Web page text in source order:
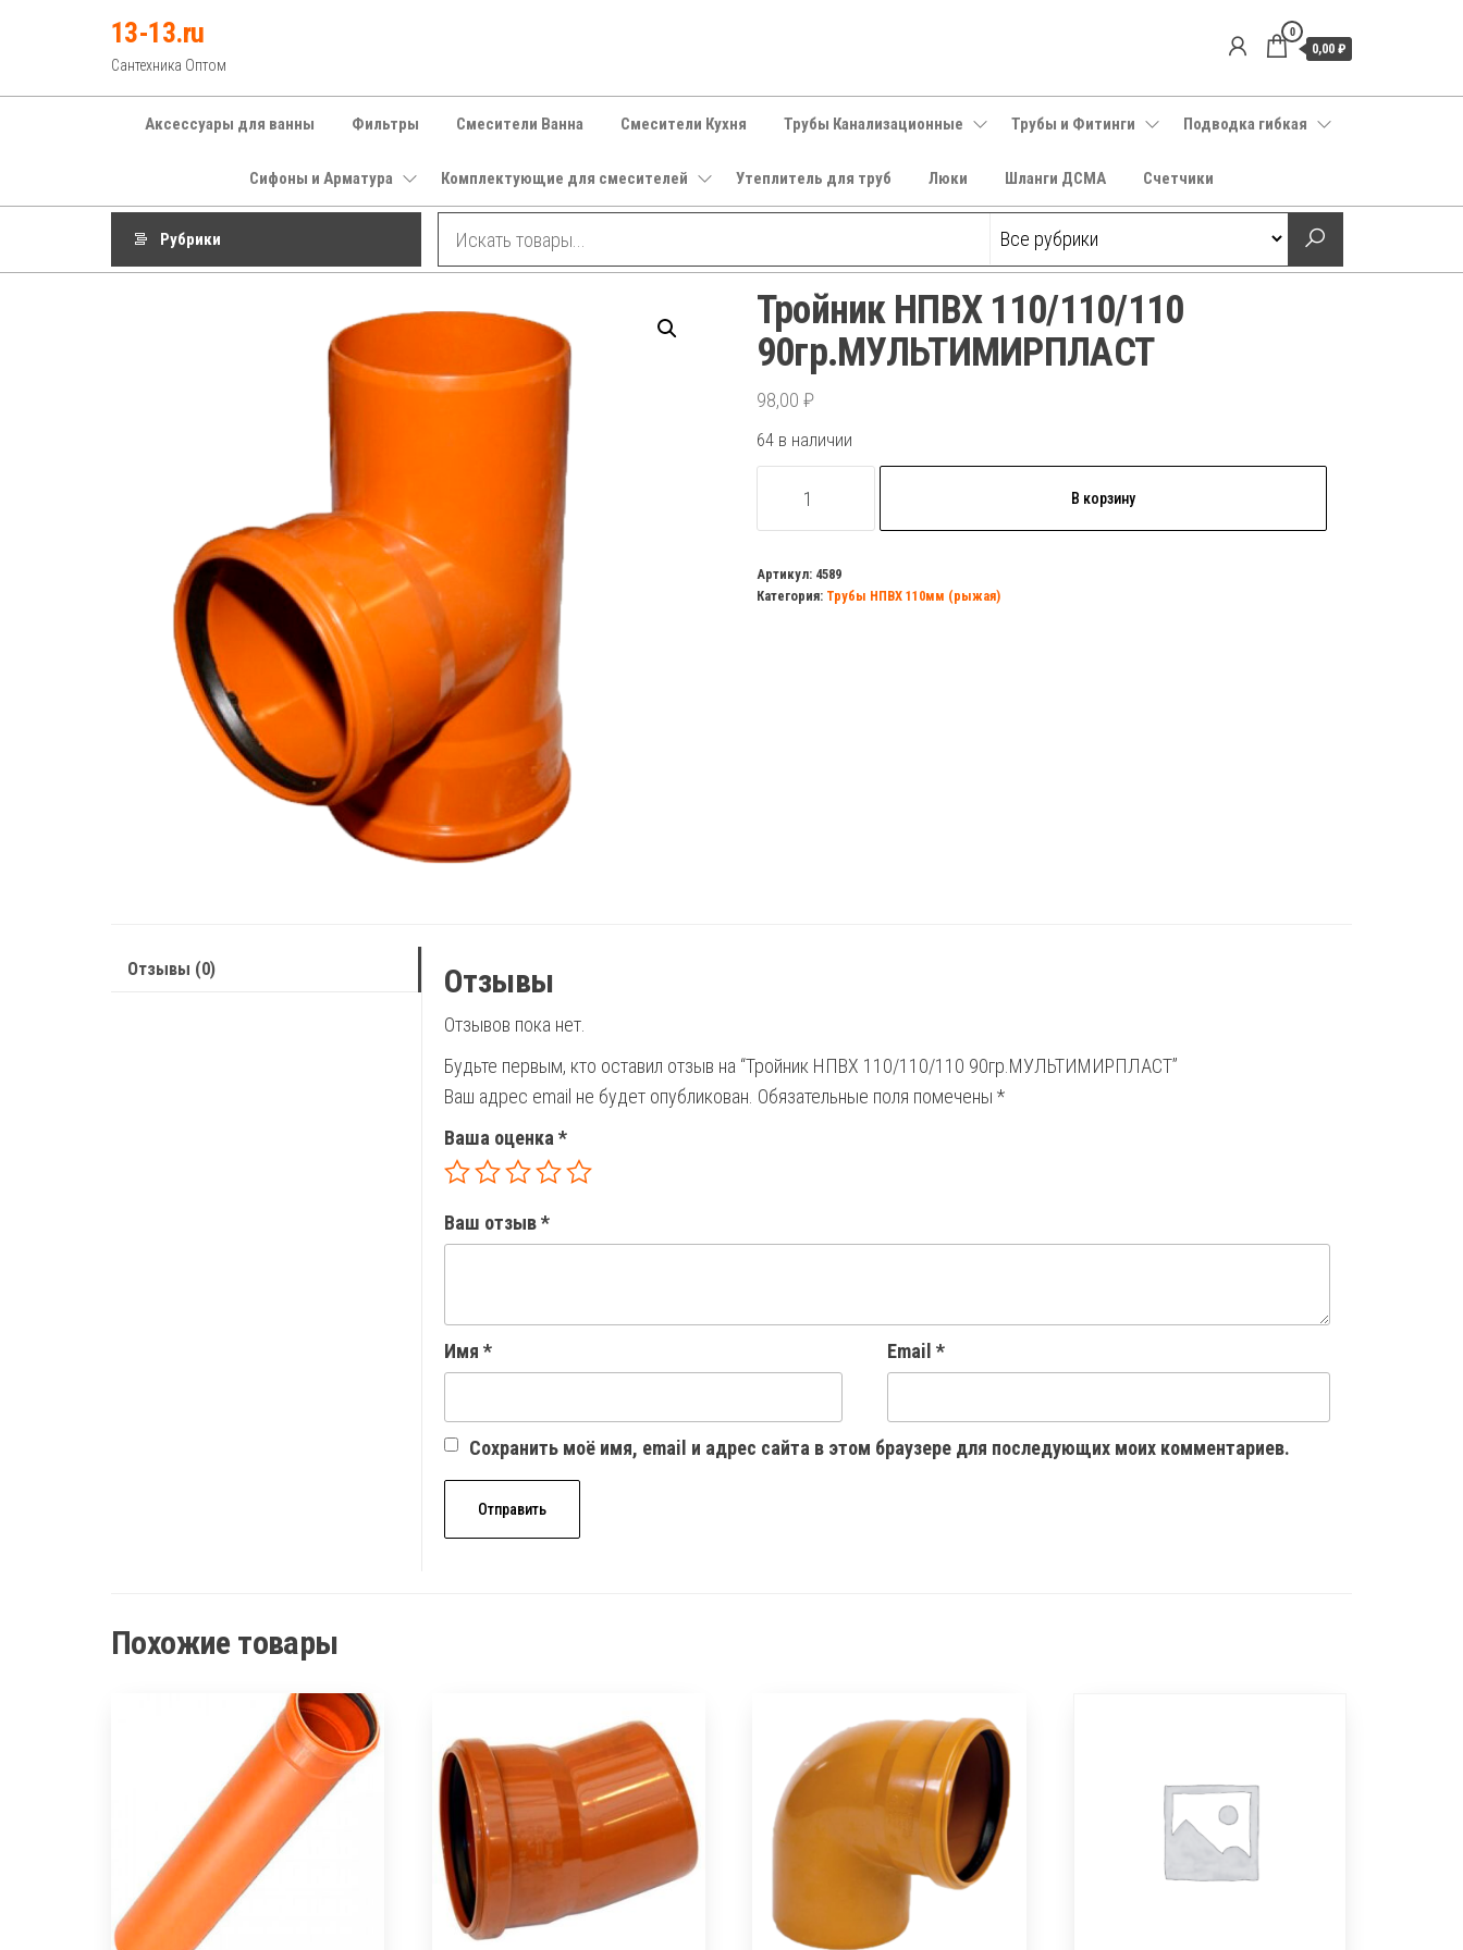
13-13.ru
Сантехника Оптом
0
0,00 ₽
Аксессуары для ванны Фильтры Смесители Ванна Смесители Кухня Трубы Канализационные Трубы и Фитинги Подводка гибкая
Сифоны и Арматура Комплектующие для смесителей Утеплитель для труб Люки Шланги ДСМА Счетчики
Рубрики
Тройник НПВХ 110/110/110
90гр.МУЛЬТИМИРПЛАСТ
98,00 ₽
64 в наличии
товара
НПВХ
110/110/110
В корзину
Артикул: 4589
Категория: Трубы НПВХ 110мм (рыжая)
Отзывы (0) Отзывы
Отзывов пока нет.
Будьте первым, кто оставил отзыв на “Тройник НПВХ 110/110/110 90гр.МУЛЬТИМИРПЛАСТ”
Ваш адрес email не будет опубликован. Обязательные поля помечены *
Ваша оценка *
Ваш отзыв*
Имя * Email *
Сохранить моё имя, email и адрес сайта в этом браузере для последующих моих комментариев.
Похожие товары